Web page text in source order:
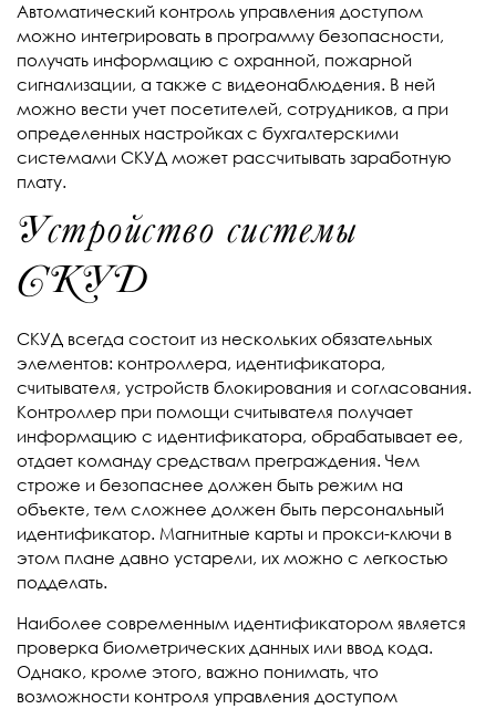
Автоматический контроль управления доступом
можно интегрировать в программу безопасности,
получать информацию с охранной, пожарной
сигнализации, а также с видеонаблюдения. В ней
можно вести учет посетителей, сотрудников, а при
определенных настройках с бухгалтерскими
системами СКУД может рассчитывать заработную
плату.
Устройство системы
СКУД
СКУД всегда состоит из нескольких обязательных
элементов: контроллера, идентификатора,
считывателя, устройств блокирования и согласования.
Контроллер при помощи считывателя получает
информацию с идентификатора, обрабатывает ее,
отдает команду средствам преграждения. Чем
строже и безопаснее должен быть режим на
объекте, тем сложнее должен быть персональный
идентификатор. Магнитные карты и прокси-ключи в
этом плане давно устарели, их можно с легкостью
подделать.
Наиболее современным идентификатором является
проверка биометрических данных или ввод кода.
Однако, кроме этого, важно понимать, что
возможности контроля управления доступом